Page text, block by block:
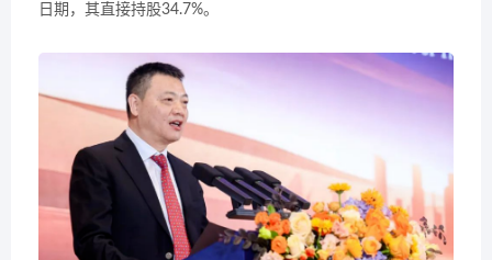
日期，其直接持股34.7%。